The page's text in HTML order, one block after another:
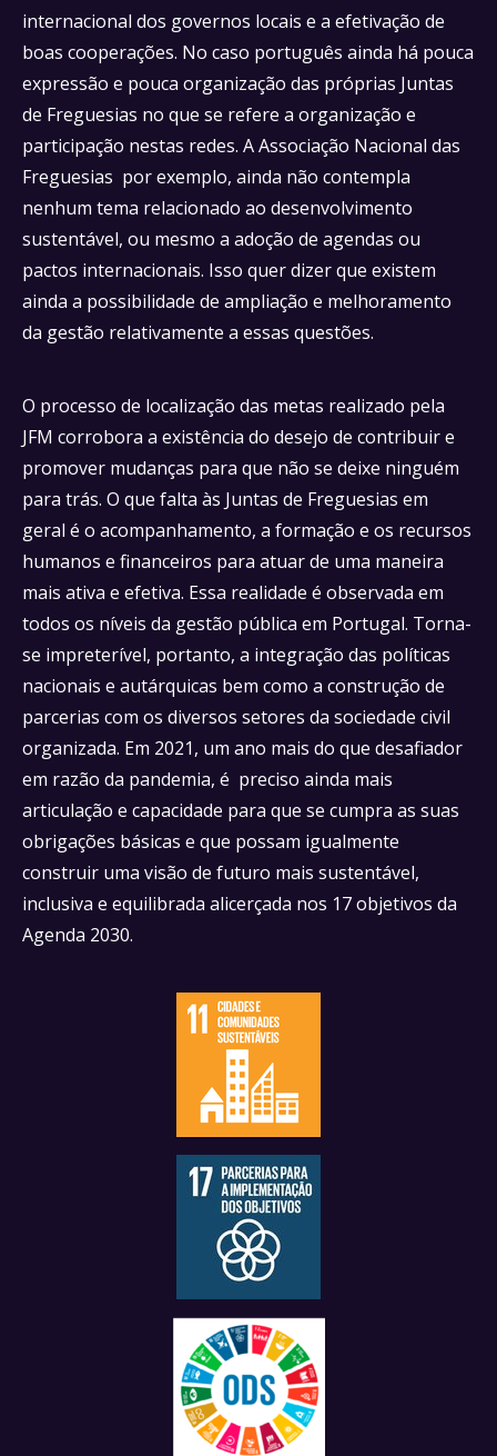
internacional dos governos locais e a efetivação de
boas cooperações. No caso português ainda há pouca
expressão e pouca organização das próprias Juntas
de Freguesias no que se refere a organização e
participação nestas redes. A Associação Nacional das
Freguesias por exemplo, ainda não contempla
nenhum tema relacionado ao desenvolvimento
sustentável, ou mesmo a adoção de agendas ou
pactos internacionais. Isso quer dizer que existem
ainda a possibilidade de ampliação e melhoramento
da gestão relativamente a essas questões.
O processo de localização das metas realizado pela
JFM corrobora a existência do desejo de contribuir e
promover mudanças para que não se deixe ninguém
para trás. O que falta às Juntas de Freguesias em
geral é o acompanhamento, a formação e os recursos
humanos e financeiros para atuar de uma maneira
mais ativa e efetiva. Essa realidade é observada em
todos os níveis da gestão pública em Portugal. Torna-
se impreterível, portanto, a integração das políticas
nacionais e autárquicas bem como a construção de
parcerias com os diversos setores da sociedade civil
organizada. Em 2021, um ano mais do que desafiador
em razão da pandemia, é preciso ainda mais
articulação e capacidade para que se cumpra as suas
obrigações básicas e que possam igualmente
construir uma visão de futuro mais sustentável,
inclusiva e equilibrada alicerçada nos 17 objetivos da
Agenda 2030.